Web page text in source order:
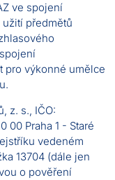
ve spojení
užití předmětů
pro výkonné umělce
z. s., IČO:
00 Praha 1 - Staré
vedeném
13704 (dále jen
o pověření